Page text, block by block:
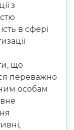
з
в сфері
що
переважно
особам